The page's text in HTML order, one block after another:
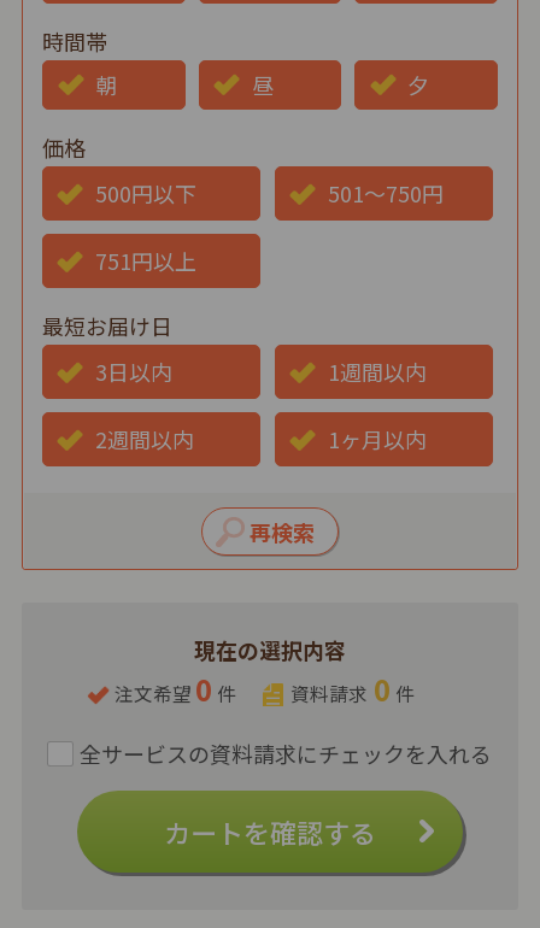
現在の選択内容
注文希望 0 件 資料請求 0 件
カートを確認する
時間帯
朝
昼
夕
価格
500円以下
501～750円
751円以上
最短お届け日
3日以内
1週間以内
2週間以内 1ヶ月以内